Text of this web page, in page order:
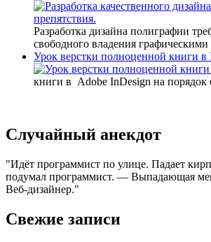
Разработка дизайна полиграфии
свободного владения
Урок верстки полноценной книги в
книги в Adobe InDesign на
Случайный анекдот
Идёт программист по улице. Падает
подумал программист. — Выпадающая
Веб-дизайнер.
Свежие записи